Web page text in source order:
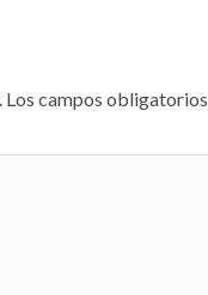
Los campos